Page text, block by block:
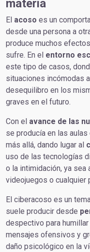
materia
El acoso es un
desde una persona a
produce muchos
sufre. En el entorno
este tipo de casos,
situaciones incómodas
desequilibro en los
graves en el futuro.
Con el avance de las
se producía en las
más allá, dando lugar al
uso de las tecnologías
o la intimidación, ya
videojuegos o cualquier
El ciberacoso es un
suele producir desde
despectivo para
mensajes ofensivos y
daño psicológico en la